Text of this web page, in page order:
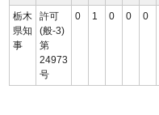
栃木
県知
事
許可
(般-3)
第
24973
号
0 1 0 0 0